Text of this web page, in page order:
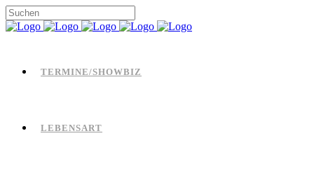
TERMINE/SHOWBIZ
LEBENSART